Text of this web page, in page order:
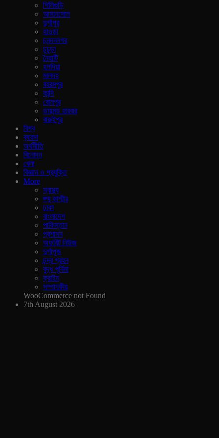
শিলিগুড়ি
আসানসোল
দুর্গাপুর
হাওড়া
চনন্দননগর
চুচুড়া
নৈহাটি
হলদিয়া
মালদহ
বহরমপুর
কান্দি
বোলপুর
ডায়মন্ড হারবার
বারুইপুর
বিশ্ব
ব‍্যবসা
অর্থনীতি
বিনোদন
খেলা
বিজ্ঞান ও প্রযুক্তি
More
স্বাস্থ্য
জ্ম্মু কাশ্মীর
ঢাকা
বাংলাদেশ
পাকিস্তান
প্রশাসন
অফবিট নিউজ
দুর্গাপূজ
চন্দ্র গ্রহন
বুদ্ধ পূর্নিমা
ক্রাইম
সম্পাদকীয়
WooCommerce not Found
7th August 2026